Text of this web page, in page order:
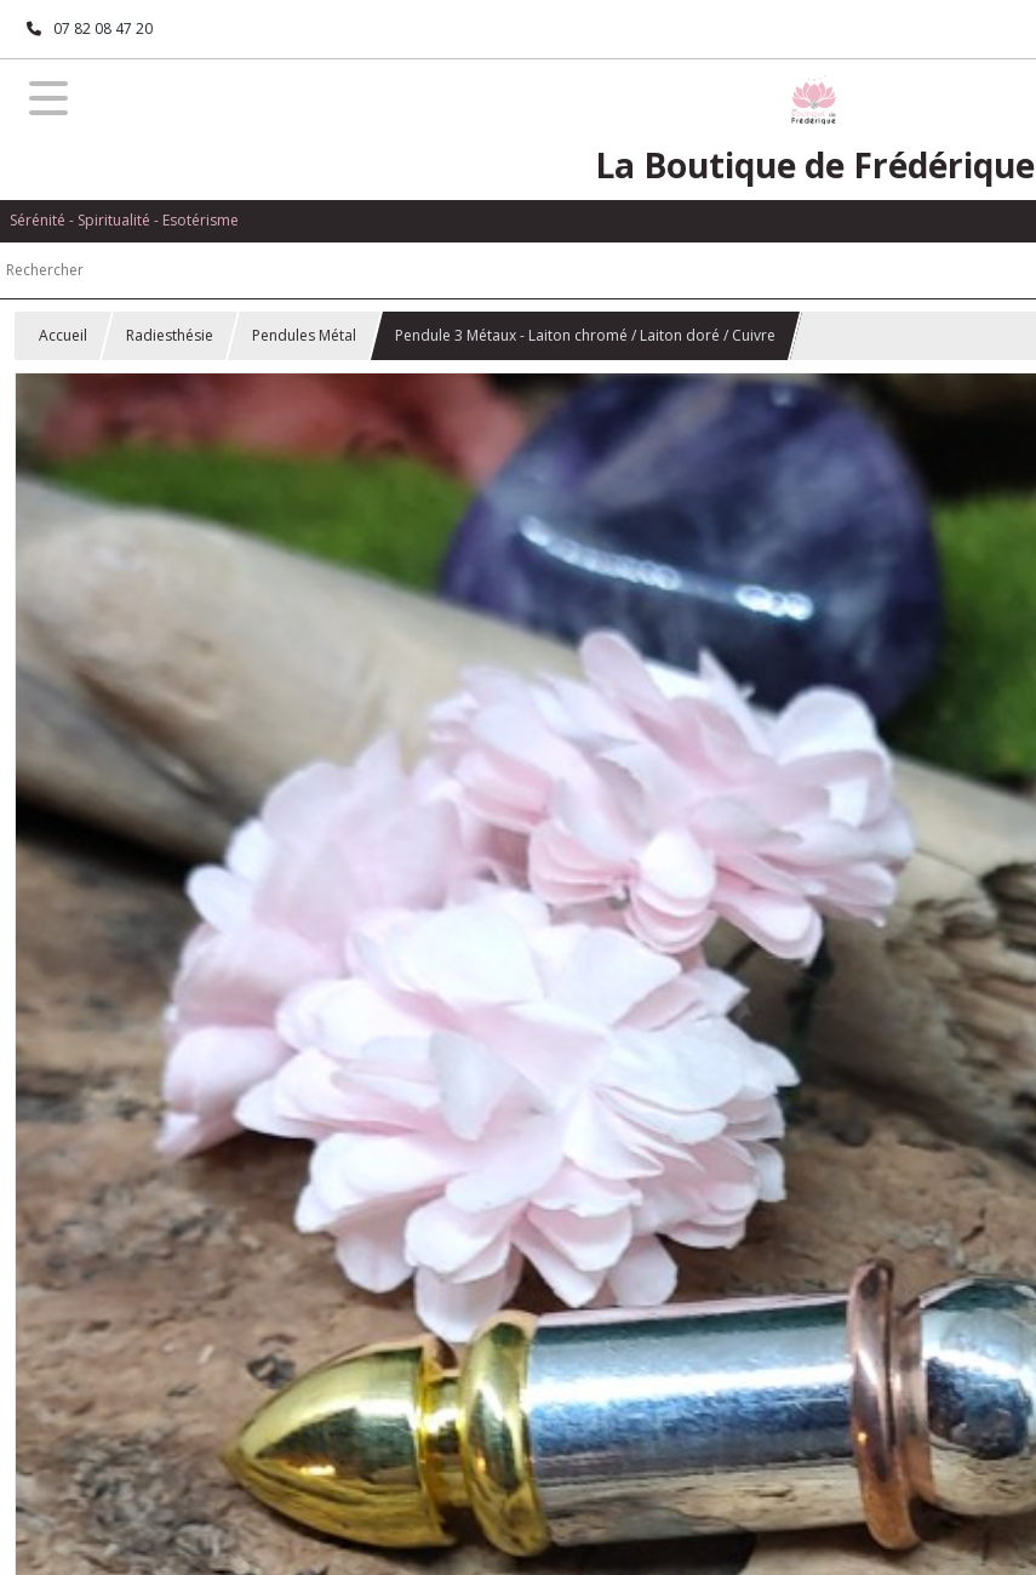
07 82 08 47 20
La Boutique de Frédérique
Sérénité - Spiritualité - Esotérisme
Accueil Radiesthésie Pendules Métal Pendule 3 Métaux - Laiton chromé / Laiton doré / Cuivre